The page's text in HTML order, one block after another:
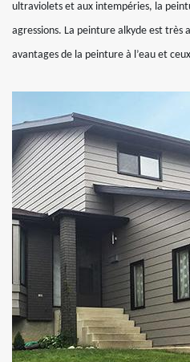
ultraviolets et aux intempéries, la
agressions. La peinture alkyde est très
avantages de la peinture à l’eau et